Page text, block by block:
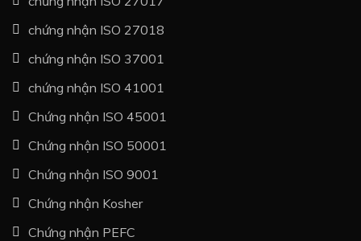
chứng nhận ISO 27018
chứng nhận ISO 37001
chứng nhận ISO 41001
Chứng nhận ISO 45001
Chứng nhận ISO 50001
Chứng nhận ISO 9001
Chứng nhận Kosher
Chứng nhận PEFC